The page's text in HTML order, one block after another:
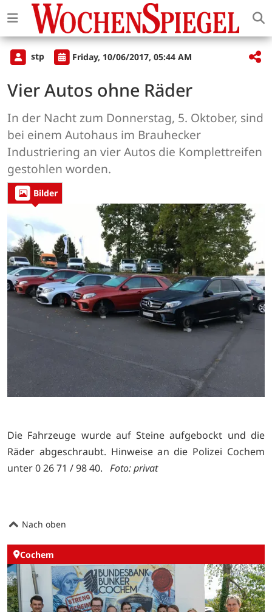
stp Friday, 10/06/2017, 05:44 AM
Vier Autos ohne Räder
In der Nacht zum Donnerstag, 5. Oktober, sind
bei einem Autohaus im Brauhecker
Industriering an vier Autos die Komplettreifen
gestohlen worden.
Bilder
Die Fahrzeuge wurde auf Steine aufgebockt und die
Räder abgeschraubt. Hinweise an die Polizei Cochem
unter 0 26 71 / 98 40. Foto: privat
Nach oben
Cochem